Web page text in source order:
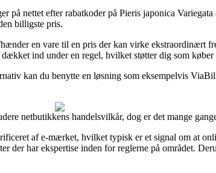
nettet efter rabatkoder på Pieris japonica
billigste pris.
en vare til en pris der kan virke ekstraordinært
ind under en regel, hvilket støtter dig som
kan du benytte en løsning som eksempelvis
netbutikkens handelsvilkår, dog er det mange
af e-mærket, hvilket typisk er et signal om at
der har ekspertise inden for reglerne på området.